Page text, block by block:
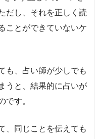
だし、それを正しく読
ことができていないケ
も、占い師が少しでも
うと、結果的に占いが
です。
、同じことを伝えても